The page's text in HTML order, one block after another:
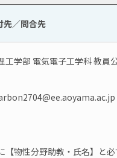
先／問合先
工学部 電気電子工学科 教員
物性分野助教・氏名】と必